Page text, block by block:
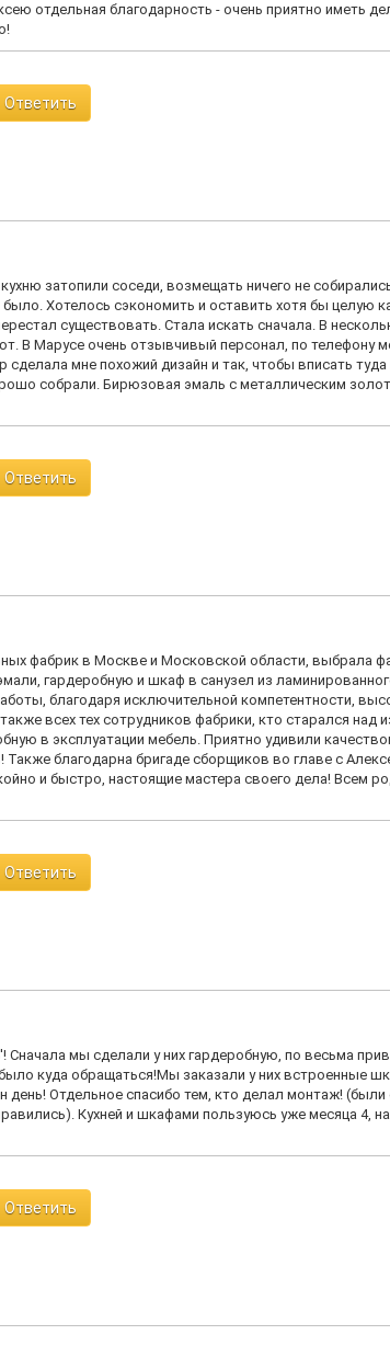
отдельная благодарность - очень приятно иметь
Ответить
затопили соседи, возмещать ничего не
Хотелось сэкономить и оставить хотя бы целую
существовать. Стала искать сначала. В
В Марусе очень отзывчивый персонал, по телефону
сделала мне похожий дизайн и так, чтобы вписать
собрали. Бирюзовая эмаль с металлическим
Ответить
фабрик в Москве и Московской области, выбрала
гардеробную и шкаф в санузел из
благодаря исключительной компетентности,
всех тех сотрудников фабрики, кто старался над
в эксплуатации мебель. Приятно удивили
благодарна бригаде сборщиков во главе с
и быстро, настоящие мастера своего дела! Всем
Ответить
мы сделали у них гардеробную, по весьма
куда обращаться!Мы заказали у них встроенные
Отдельное спасибо тем, кто делал монтаж! (были
Кухней и шкафами пользуюсь уже месяца 4,
Ответить